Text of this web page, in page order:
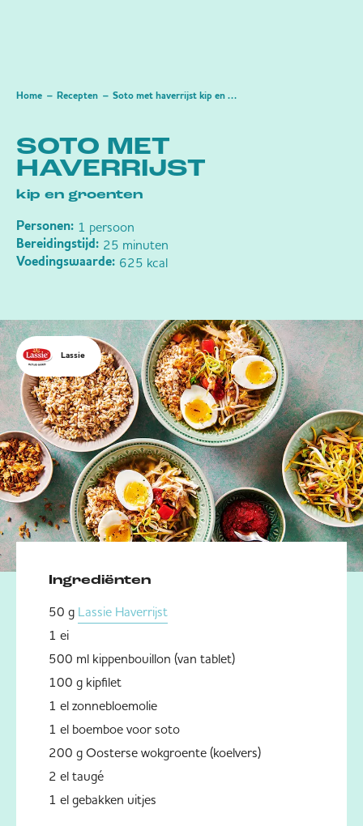
Home Recepten Soto met haverrijst kip en groenten
SOTO MET
HAVERRIJST
kip en groenten
Personen: 1 persoon
Bereidingstijd: 25 minuten
Voedingswaarde: 625 kcal
Lassie
Ingrediënten
50 g Lassie Haverrijst
1 ei
500 ml kippenbouillon (van tablet)
100 g kipfilet
1 el zonnebloemolie
1 el boemboe voor soto
200 g Oosterse wokgroente (koelvers)
2 el taugé
1 el gebakken uitjes